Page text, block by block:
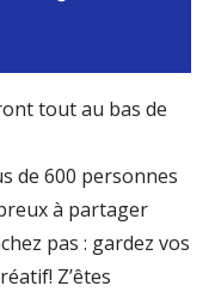
tout au bas de
de 600 personnes
à partager
pas : gardez vos
Z’êtes